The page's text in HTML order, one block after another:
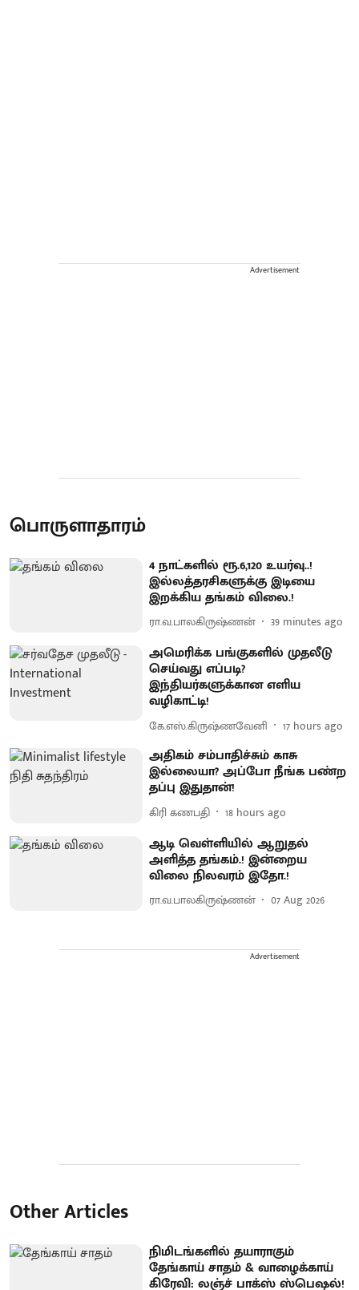
Advertisement
பொருளாதாரம்
4 நாட்களில் ரூ.6,120 உயர்வு..!
இல்லத்தரசிகளுக்கு இடியை
இறக்கிய தங்கம் விலை.!
ரா.வ.பாலகிருஷ்ணன் 39 minutes ago
அமெரிக்க பங்குகளில் முதலீடு
செய்வது எப்படி?
இந்தியர்களுக்கான எளிய
வழிகாட்டி!
கே.எஸ்.கிருஷ்ணவேனி 17 hours ago
அதிகம் சம்பாதிச்சும் காசு
இல்லையா? அப்போ நீங்க பண்ற
தப்பு இதுதான்!
கிரி கணபதி 18 hours ago
ஆடி வெள்ளியில் ஆறுதல்
அளித்த தங்கம்.! இன்றைய
விலை நிலவரம் இதோ.!
ரா.வ.பாலகிருஷ்ணன் 07 Aug 2026
Advertisement
Other Articles
நிமிடங்களில் தயாராகும்
தேங்காய் சாதம் & வாழைக்காய்
கிரேவி: லஞ்ச் பாக்ஸ் ஸ்பெஷல்!